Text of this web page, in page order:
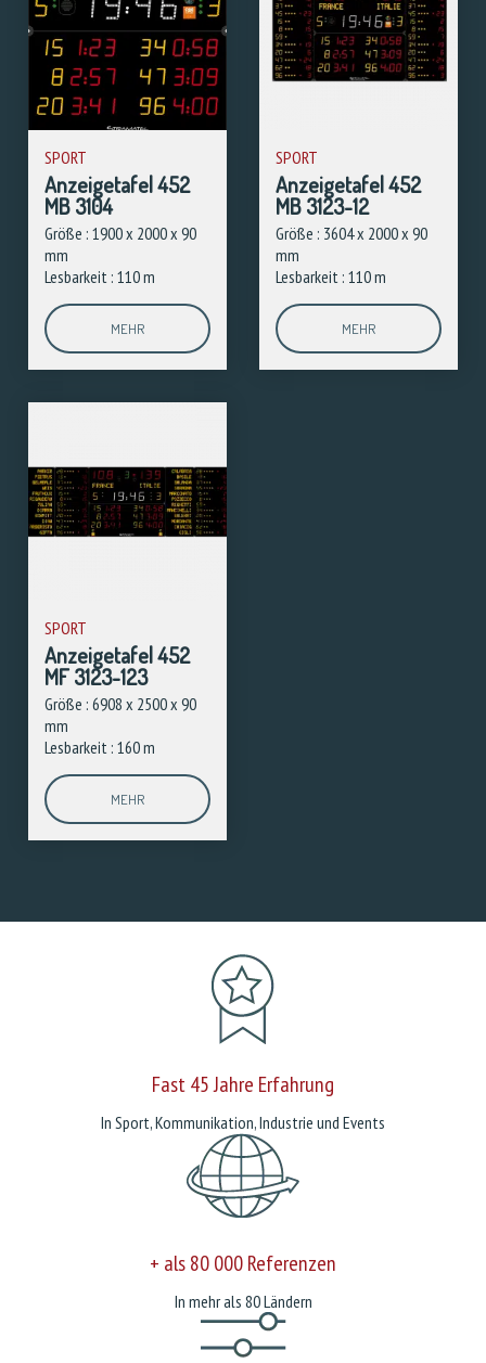
SPORT
Anzeigetafel 452
MB 3104
Größe : 1900 x 2000 x 90
mm
Lesbarkeit : 110 m
MEHR
SPORT
Anzeigetafel 452
MB 3123-12
Größe : 3604 x 2000 x 90
mm
Lesbarkeit : 110 m
MEHR
SPORT
Anzeigetafel 452
MF 3123-123
Größe : 6908 x 2500 x 90
mm
Lesbarkeit : 160 m
MEHR
Fast 45 Jahre Erfahrung
In Sport, Kommunikation, Industrie und Events
+ als 80 000 Referenzen
In mehr als 80 Ländern